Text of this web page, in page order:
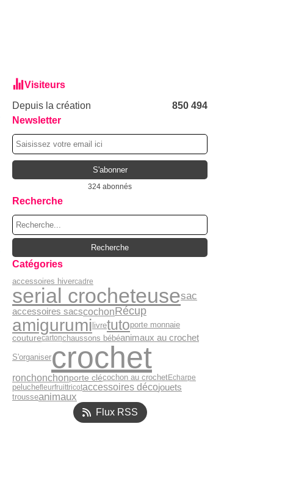
Visiteurs
Depuis la création
850 494
Newsletter
324 abonnés
Recherche
Catégories
accessoires hivercadre
serial crocheteusesac
accessoires sacscochonRécup
amigurumilivretutoporte monnaie
couturecartonchaussons bébéanimaux au crochet
S'organisercrochet
ronchonchonporte clécochon au crochetEcharpe
peluchefleurfruittricotaccessoires décojouets
trousseanimaux
Flux RSS